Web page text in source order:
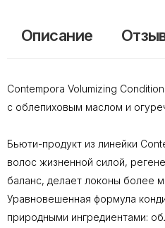
Описание
Contempora Volumizing
с облепиховым маслом и
Бьюти-продукт из линейки
волос жизненной силой,
баланс, делает локоны более
Уравновешенная формула
природными ингредиентами: